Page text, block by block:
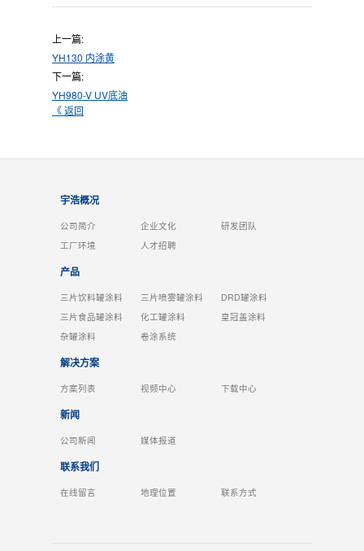
上一篇:
YH130 内涂黄
下一篇:
YH980-V UV底油
《 返回
宇浩概况
公司简介 企业文化
研发团队
工厂环境
人才招聘
产品
三片饮料罐涂料 三片喷雾罐涂料
DRD罐涂料
三片食品罐涂料
化工罐涂料
皇冠盖涂料
杂罐涂料
卷涂系统
解决方案
方案列表 视频中心 下载中心
新闻
公司新闻 媒体报道
联系我们
在线留言 地理位置 联系方式